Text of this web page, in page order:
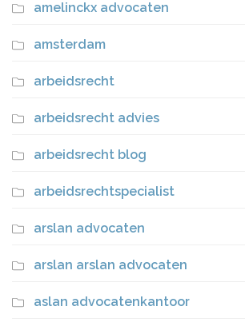
amelinckx advocaten
amsterdam
arbeidsrecht
arbeidsrecht advies
arbeidsrecht blog
arbeidsrechtspecialist
arslan advocaten
arslan arslan advocaten
aslan advocatenkantoor